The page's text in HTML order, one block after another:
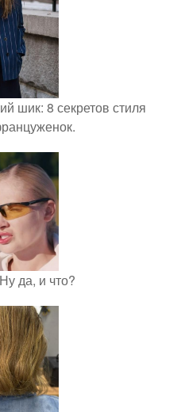
шик: 8 секретов стиля
да, и что?